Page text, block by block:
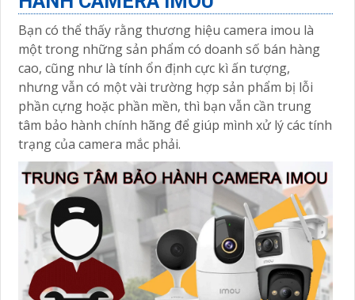
Bạn có thể thấy rằng thương hiệu camera imou là
một trong những sản phẩm có doanh số bán hàng
cao, cũng như là tính ổn định cực kì ấn tượng,
nhưng vẫn có một vài trường hợp sản phẩm bị lỗi
phần cựng hoặc phần mền, thì bạn vẫn cần trung
tâm bảo hành chính hãng để giúp mình xử lý các tính
trạng của camera mắc phải.